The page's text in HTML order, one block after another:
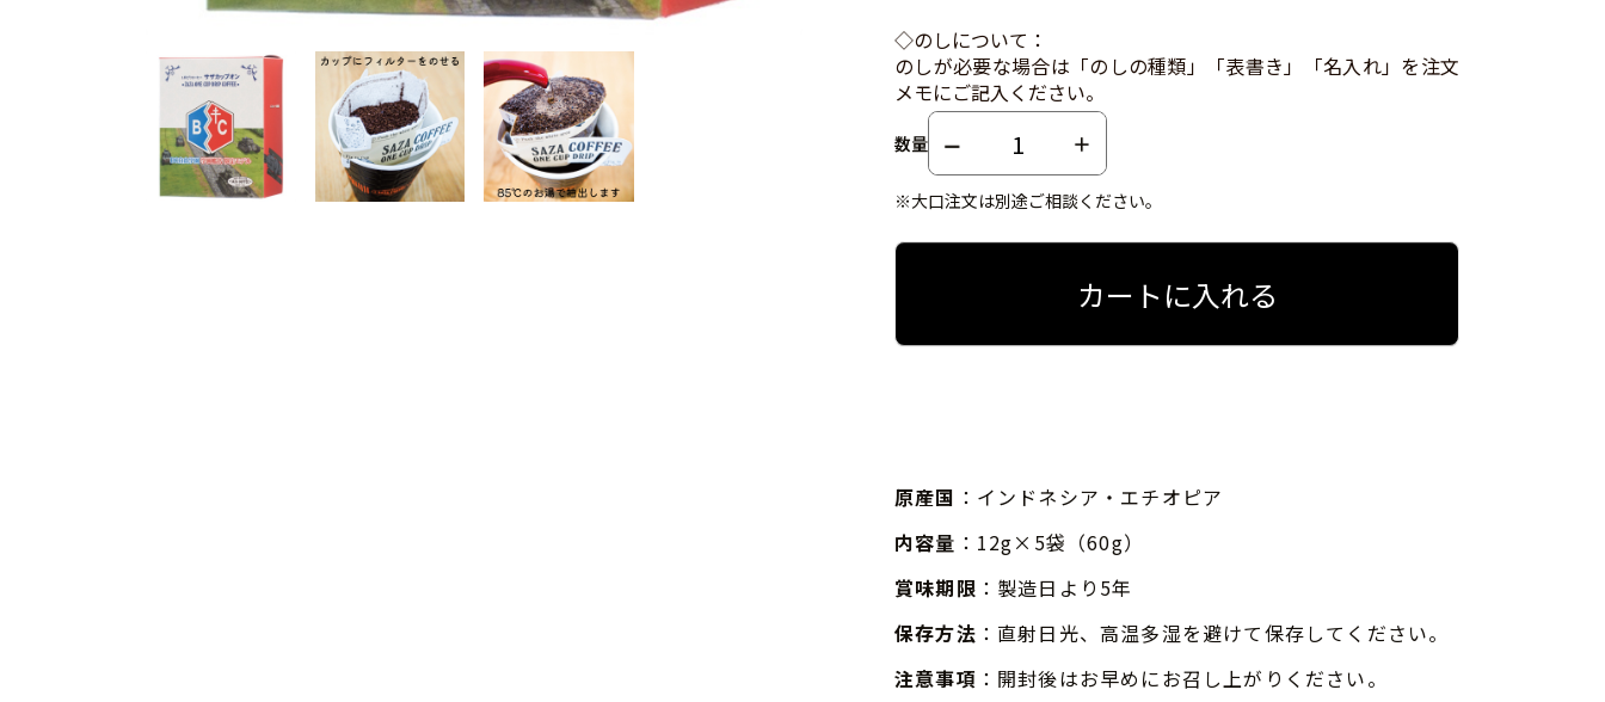
◇のしについて：
のしが必要な場合は「のしの種類」「表書き」「名入れ」を注文
メモにご記入ください。
数量
※大口注文は別途ご相談ください。
カートに入れる
原産国 ：インドネシア・エチオピア
内容量 ：12g×5袋（60g）
賞味期限 ：製造日より5年
保存方法 ：直射日光、高温多湿を避けて保存してください。
注意事項 ：開封後はお早めにお召し上がりください。